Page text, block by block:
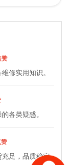
赞
修实用知识。
各类疑惑。
足，品质稳定